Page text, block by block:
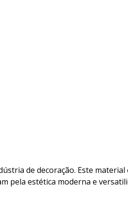
de decoração. Este
pela estética moderna e